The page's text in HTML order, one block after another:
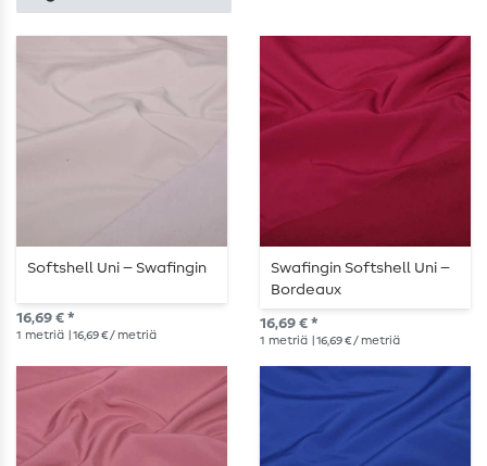
Softshell Uni – Swafingin
16,69 € *
1 metriä | 16,69 € / metriä
Swafingin Softshell Uni –
Bordeaux
16,69 € *
1 metriä | 16,69 € / metriä